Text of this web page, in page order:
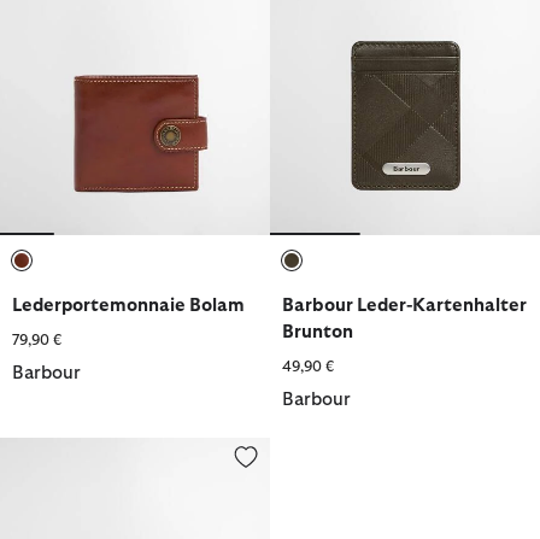
Lederportemonnaie Bolam
79,90 €
Barbour
Barbour Leder-Kartenhalter
Brunton
49,90 €
Barbour
Barbour Lederportemonnaie Beith Tartan